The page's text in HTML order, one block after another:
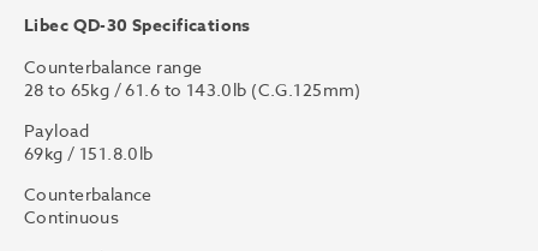
Libec QD-30 Specifications
Counterbalance range
28 to 65kg / 61.6 to 143.0lb (C.G.125mm)
Payload
69kg / 151.8.0lb
Counterbalance
Continuous